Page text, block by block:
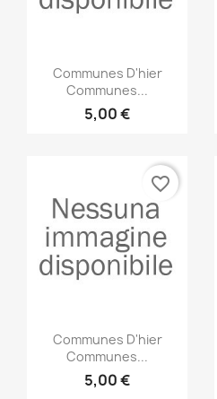
Anteprima
Communes D'hier
Communes...
5,00 €
Anteprima
Communes D'hier
Communes...
5,00 €
favorite_border